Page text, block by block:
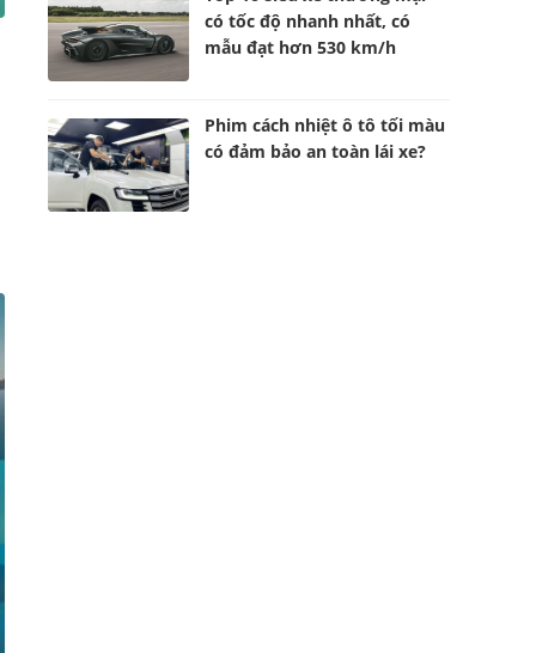
có tốc độ nhanh nhất, có
mẫu đạt hơn 530 km/h
Phim cách nhiệt ô tô tối màu
có đảm bảo an toàn lái xe?